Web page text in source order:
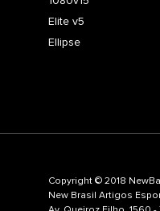
Elite v5
Ellipse
Copyright © 2018
New Brasil Artigos